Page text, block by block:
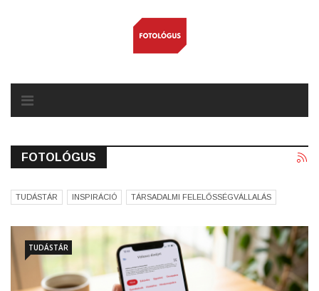
FOTOLÓGUS
TUDÁSTÁR INSPIRÁCIÓ TÁRSADALMI FELELŐSSÉGVÁLLALÁS
TUDÁSTÁR